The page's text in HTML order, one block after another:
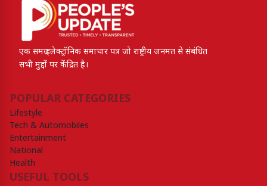
एक समग्र इलेक्ट्रॉनिक समाचार पत्र जो राष्ट्रीय जनमत से संबंधित
सभी मुद्दों पर केंद्रित है।
POPULAR CATEGORIES
Lifestyle
Tech & Automobiles
Entertainment
National
Health
USEFUL TOOLS